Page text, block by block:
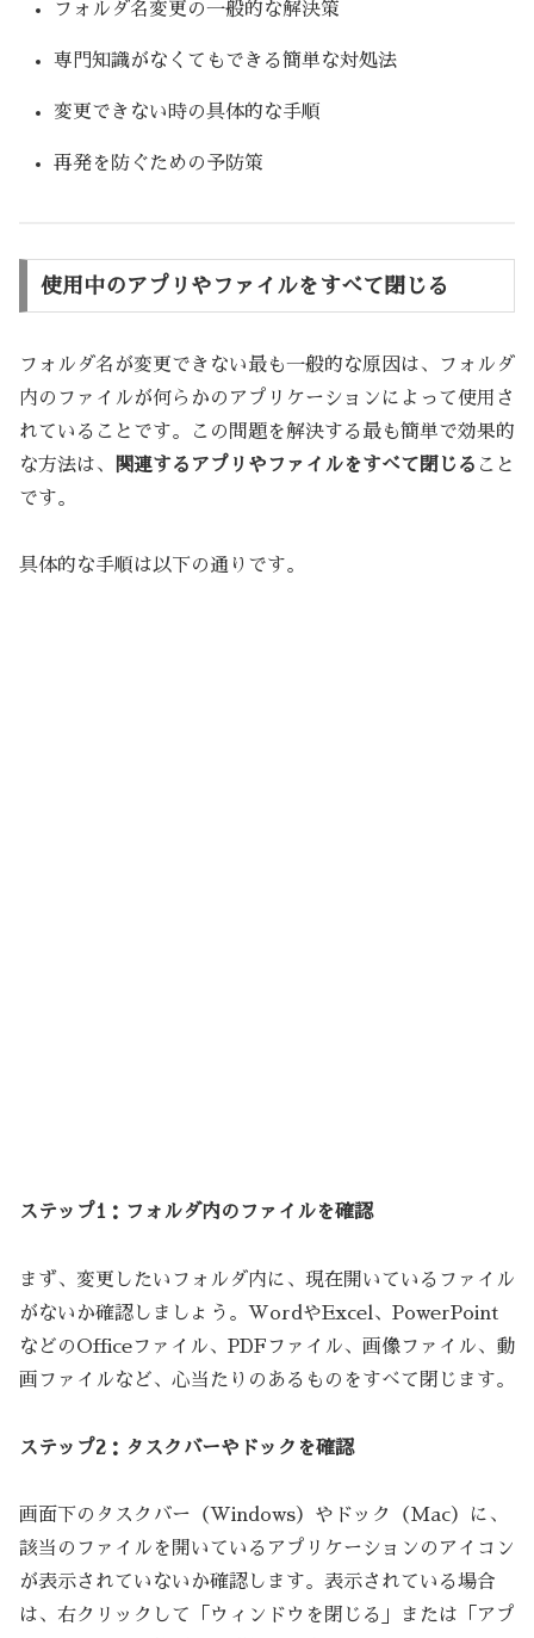
フォルダ名変更の一般的な解決策
専門知識がなくてもできる簡単な対処法
変更できない時の具体的な手順
再発を防ぐための予防策
使用中のアプリやファイルをすべて閉じる
フォルダ名が変更できない最も一般的な原因は、フォルダ
内のファイルが何らかのアプリケーションによって使用さ
れていることです。この問題を解決する最も簡単で効果的
な方法は、
関連するアプリやファイルをすべて閉じる こと
です。
具体的な手順は以下の通りです。
ステップ1：フォルダ内のファイルを確認
まず、変更したいフォルダ内に、現在開いているファイル
がないか確認しましょう。WordやExcel、PowerPoint
などのOfficeファイル、PDFファイル、画像ファイル、動
画ファイルなど、心当たりのあるものをすべて閉じます。
ステップ2：タスクバーやドックを確認
画面下のタスクバー（Windows）やドック（Mac）に、
該当のファイルを開いているアプリケーションのアイコン
が表示されていないか確認します。表示されている場合
は、右クリックして「ウィンドウを閉じる」または「アプ